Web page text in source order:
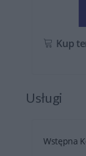
Kup
Usługi
Wstępna